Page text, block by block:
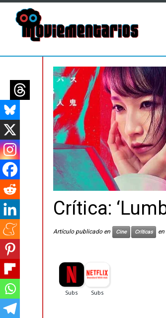
contenido
Crítica:
Artículo publicado en Cine Críticas en